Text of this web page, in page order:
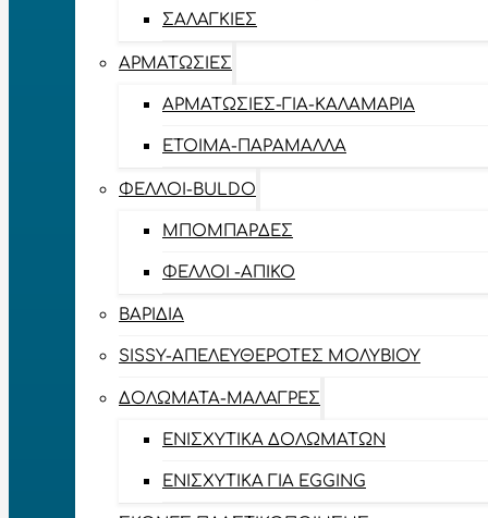
ΣΑΛΑΓΚΙΈΣ
ΑΡΜΑΤΩΣΙΈΣ
ΑΡΜΑΤΩΣΙΈΣ-ΓΙΑ-ΚΑΛΑΜΆΡΙΑ
ΈΤΟΙΜΑ-ΠΑΡΆΜΑΛΛΑ
ΦΕΛΛΟΊ-BULDO
ΜΠΟΜΠΆΡΔΕΣ
ΦΕΛΛΟΊ -ΑΠΊΚΟ
ΒΑΡΊΔΙΑ
SISSY-ΑΠΕΛΕΥΘΕΡΟΤΈΣ ΜΟΛΥΒΙΟΎ
ΔΟΛΏΜΑΤΑ-ΜΑΛΆΓΡΕΣ
ΕΝΙΣΧΥΤΙΚΆ ΔΟΛΩΜΆΤΩΝ
ΕΝΙΣΧΥΤΙΚΆ ΓΙΑ EGGING